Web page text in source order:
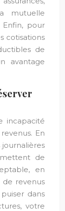
mutuelle
Enfin, pour
cotisations
de
avantage
incapacité
En
journalières
de
en
revenus
dans
votre